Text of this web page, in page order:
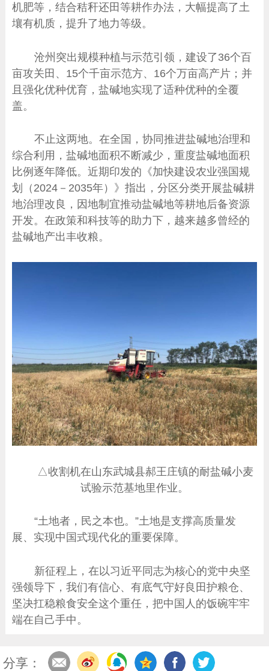
机肥等，结合秸秆还田等耕作办法，大幅提高了土
壤有机质，提升了地力等级。
沧州突出规模种植与示范引领，建设了36个百
亩攻关田、15个千亩示范方、16个万亩高产片；并
且强化优种优育，盐碱地实现了适种优种的全覆
盖。
不止这两地。在全国，协同推进盐碱地治理和
综合利用，盐碱地面积不断减少，重度盐碱地面积
比例逐年降低。近期印发的《加快建设农业强国规
划（2024－2035年）》指出，分区分类开展盐碱耕
地治理改良，因地制宜推动盐碱地等耕地后备资源
开发。在政策和科技等的助力下，越来越多曾经的
盐碱地产出丰收粮。
△收割机在山东武城县郝王庄镇的耐盐碱小麦
试验示范基地里作业。
“土地者，民之本也。”土地是支撑高质量发
展、实现中国式现代化的重要保障。
新征程上，在以习近平同志为核心的党中央坚
强领导下，我们有信心、有底气守好良田护粮仓、
坚决扛稳粮食安全这个重任，把中国人的饭碗牢牢
端在自己手中。
分享：